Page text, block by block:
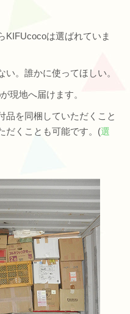
KIFUcocoは選ばれていま
。誰かに使ってほしい。
現地へ届けます。
品を同梱していただくこと
だくことも可能です。(選